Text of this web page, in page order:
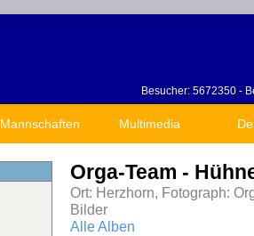
Besucher: 5672350 -
Mannschaften Multimedia
Orga-Team -
Ort: Herzhorn, Fotograph:
Bilder
Alle Alben